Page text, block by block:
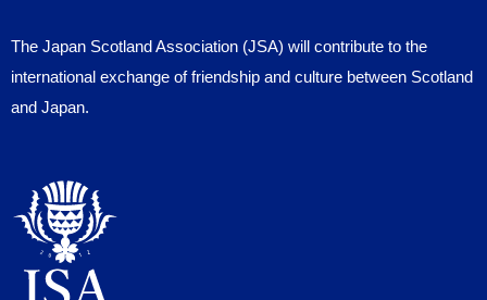
The Japan Scotland Association (JSA) will contribute to the
international exchange of friendship and culture between Scotland
and Japan.